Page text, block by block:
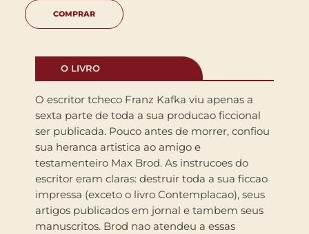
COMPRAR
O LIVRO
O escritor tcheco Franz Kafka viu apenas a
sexta parte de toda a sua producao ficcional
ser publicada. Pouco antes de morrer, confiou
sua heranca artistica ao amigo e
testamenteiro Max Brod. As instrucoes do
escritor eram claras: destruir toda a sua ficcao
impressa (exceto o livro Contemplacao), seus
artigos publicados em jornal e tambem seus
manuscritos. Brod nao atendeu a essas